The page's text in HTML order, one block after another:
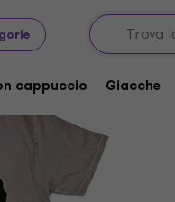
cappuccio Giacche